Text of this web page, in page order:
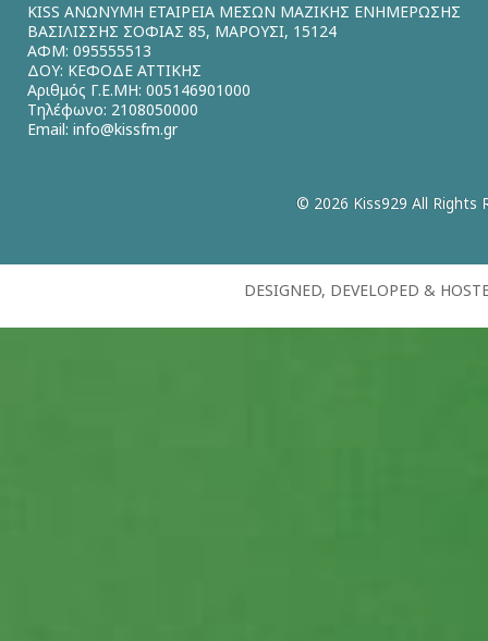
KISS ΑΝΩΝΥΜΗ ΕΤΑΙΡΕΙΑ ΜΕΣΩΝ ΜΑΖΙΚΗΣ ΕΝΗΜΕΡΩΣΗΣ
ΒΑΣΙΛΙΣΣΗΣ ΣΟΦΙΑΣ 85, ΜΑΡΟΥΣΙ, 15124
ΑΦΜ: 095555513
ΔΟΥ: ΚΕΦΟΔΕ ΑΤΤΙΚΗΣ
Αριθμός Γ.Ε.ΜΗ: 005146901000
Τηλέφωνο: 2108050000
Email: info@kissfm.gr
© 2026 Kiss929 All Rights
DESIGNED, DEVELOPED &